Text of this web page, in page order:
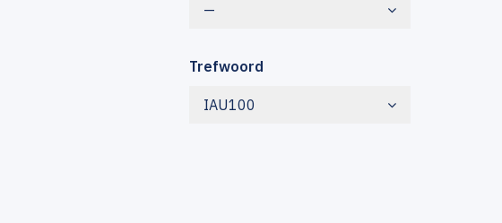
—
Trefwoord
IAU100